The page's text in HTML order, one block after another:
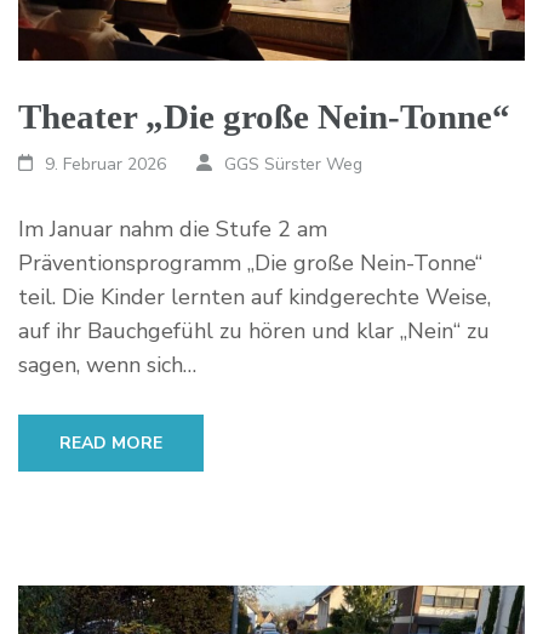
Theater „Die große Nein-Tonne“
9. Februar 2026 GGS Sürster Weg
Im Januar nahm die Stufe 2 am
Präventionsprogramm „Die große Nein-Tonne“
teil. Die Kinder lernten auf kindgerechte Weise,
auf ihr Bauchgefühl zu hören und klar „Nein“ zu
sagen, wenn sich…
READ MORE